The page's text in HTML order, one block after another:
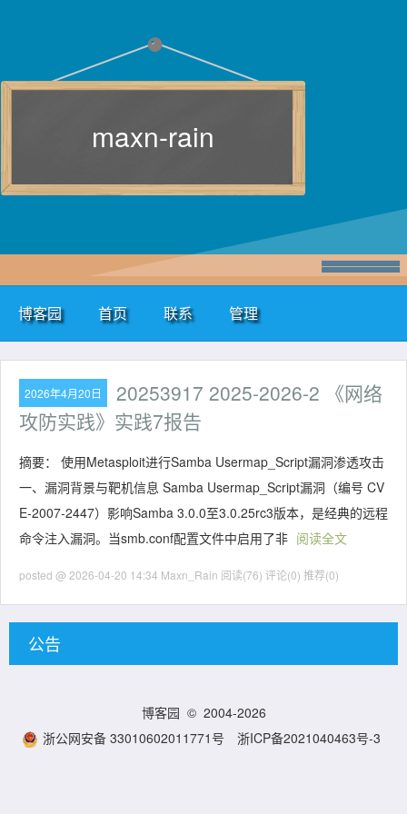
maxn-rain
博客园 首页 联系 管理
2026年4月20日
20253917 2025-2026-2 《网络
攻防实践》实践7报告
摘要： 使用Metasploit进行Samba Usermap_Script漏洞渗透攻击
一、漏洞背景与靶机信息 Samba Usermap_Script漏洞（编号 CV
E-2007-2447）影响Samba 3.0.0至3.0.25rc3版本，是经典的远程
命令注入漏洞。当smb.conf配置文件中启用了非 阅读全文
posted @ 2026-04-20 14:34 Maxn_Rain 阅读(76) 评论(0) 推荐(0)
公告
博客园 © 2004-2026
浙公网安备 33010602011771号
浙ICP备2021040463号-3